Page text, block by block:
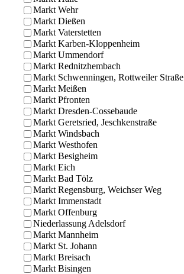
Markt Wehr
Markt Dießen
Markt Vaterstetten
Markt Karben-Kloppenheim
Markt Ummendorf
Markt Rednitzhembach
Markt Schwenningen, Rottweiler Straße
Markt Meißen
Markt Pfronten
Markt Dresden-Cossebaude
Markt Geretsried, Jeschkenstraße
Markt Windsbach
Markt Westhofen
Markt Besigheim
Markt Eich
Markt Bad Tölz
Markt Regensburg, Weichser Weg
Markt Immenstadt
Markt Offenburg
Niederlassung Adelsdorf
Markt Mannheim
Markt St. Johann
Markt Breisach
Markt Bisingen